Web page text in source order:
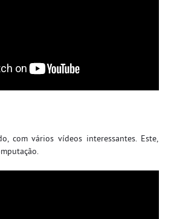
com vários vídeos interessantes. Este,